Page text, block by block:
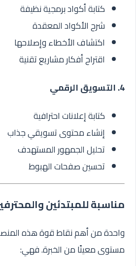
كتابة أكواد برمجية نظيفة
شرح الأكواد المعقدة
اكتشاف الأخطاء وإصلاحها
اقتراح أفكار مشاريع تقنية
4. التسويق الرقمي
كتابة إعلانات احترافية
إنشاء محتوى تسويقي جذاب
تحليل الجمهور المستهدف
تحسين صفحات الهبوط
مناسبة للمبتدئين
واحدة من أهم نقاط قوة هذه
مستوى معينًا من الخبرة. فهي: